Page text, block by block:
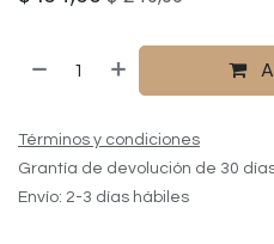
Términos y condiciones
Grantía de devolución de 30
Envío: 2-3 días hábiles